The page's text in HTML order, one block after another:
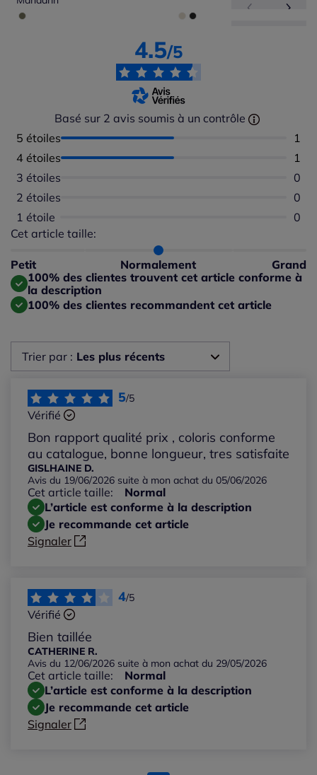
4.5/5
Basé sur 2 avis soumis à un contrôle
5 étoiles
1
4 étoiles
1
3 étoiles
0
2 étoiles
0
1 étoile
0
Cet article taille:
Petit Normalement Grand
Répartition du taillant selon les avis clients
Taille normalement : 100%
Taille grand : 0%
100% des clientes trouvent cet article conforme à
la description
100% des clientes recommandent cet article
Trier par : Les plus récents
Les plus récents
Notes les plus élevées
Notes les plus basses
5/5
Vérifié
Bon rapport qualité prix , coloris conforme
au catalogue, bonne longueur, tres satisfaite
GISLHAINE D.
Avis du 19/06/2026 suite à mon achat du 05/06/2026
Cet article taille:
Normal
L’article est conforme à la description
Je recommande cet article
Signaler
4/5
Vérifié
Bien taillée
CATHERINE R.
Avis du 12/06/2026 suite à mon achat du 29/05/2026
Cet article taille:
Normal
L’article est conforme à la description
Je recommande cet article
Signaler